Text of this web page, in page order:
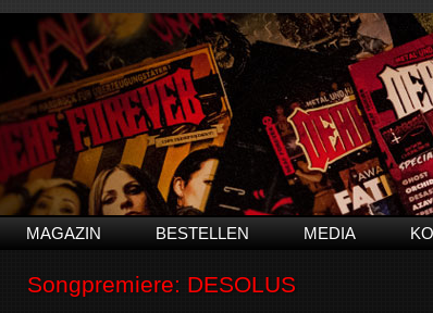
MAGAZIN BESTELLEN MEDIA
Songpremiere: DESOLUS